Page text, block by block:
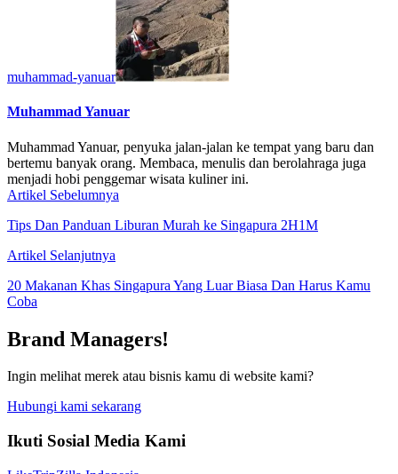
muhammad-yanuar
Muhammad Yanuar
Muhammad Yanuar, penyuka jalan-jalan ke tempat yang baru dan
bertemu banyak orang. Membaca, menulis dan berolahraga juga
menjadi hobi penggemar wisata kuliner ini.
Artikel Sebelumnya
Tips Dan Panduan Liburan Murah ke Singapura 2H1M
Artikel Selanjutnya
20 Makanan Khas Singapura Yang Luar Biasa Dan Harus Kamu
Coba
Brand Managers!
Ingin melihat merek atau bisnis kamu di website kami?
Hubungi kami sekarang
Ikuti Sosial Media Kami